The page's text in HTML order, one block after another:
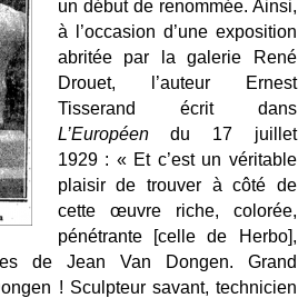
un début de renommée. Ainsi,
à l’occasion d’une exposition
abritée par la galerie René
Drouet, l’auteur Ernest
Tisserand écrit dans
L’Européendu 17 juillet
1929 : « Et c’est un véritable
plaisir de trouver à côté de
cette œuvre riche, colorée,
pénétrante [celle de Herbo],
de Jean Van Dongen. Grand
! Sculpteur savant, technicien